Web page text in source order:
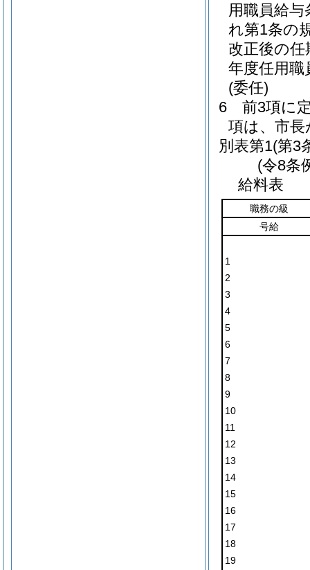
用職員給
れ第1条の
改正後の
年度任用
(委任)
6
前3項に
項は、市
別表第1(第3
(令8条
給料表
職務の級
号給
1
2
3
4
5
6
7
8
9
10
11
12
13
14
15
16
17
18
19